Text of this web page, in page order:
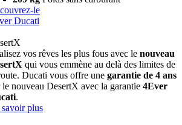
le
Ducati
vos rêves les plus fous avec le nouveau
qui vous emmène au delà des limites de
Ducati vous offre une garantie de 4 ans
le nouveau DesertX avec la garantie 4Ever
.
plus